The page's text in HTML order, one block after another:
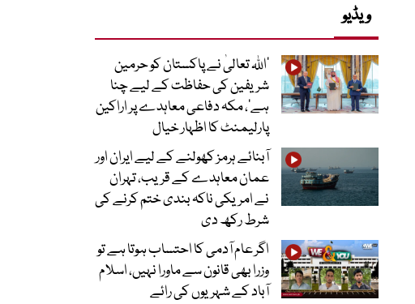
ویڈیو
’اللہ تعالیٰ نے پاکستان کو حرمین
شریفین کی حفاظت کے لیے چنا
ہے‘، مکہ دفاعی معاہدے پر اراکین
پارلیمنٹ کا اظہار خیال
آبنائے ہرمز کھولنے کے لیے ایران اور
عمان معاہدے کے قریب، تہران
نے امریکی ناکہ بندی ختم کرنے کی
شرط رکھ دی
اگر عام آدمی کا احتساب ہوتا ہے تو
وزرا بھی قانون سے ماورا نہیں، اسلام
آباد کے شہریوں کی رائے